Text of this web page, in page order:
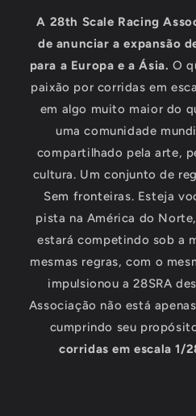
A 28th Scale Racing
de anunciar a expansão
para a Europa e a Ásia. O
paixão por corridas em
em algo muito maior do
uma comunidade
compartilhado pela arte,
cultura. Um conjunto de
Sem fronteiras. Esteja
pista na América do
estará competindo sob a
mesmas regras, com o
impulsionou a 28SRA
Associação não está
cumprindo seu
corridas em escala 1/